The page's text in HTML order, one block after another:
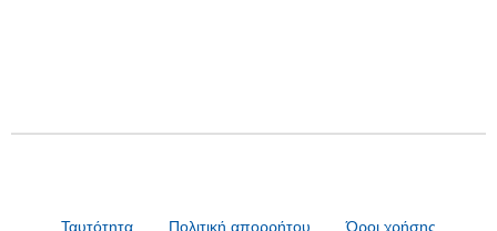
Ταυτότητα Πολιτική απορρήτου Όροι χρήσης